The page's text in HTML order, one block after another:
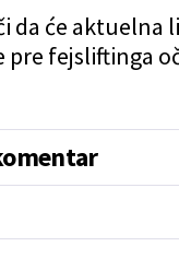
da će aktuelna
pre fejsliftinga